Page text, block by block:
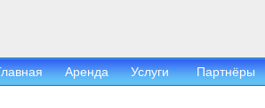
Аренда Услуги Партнёры